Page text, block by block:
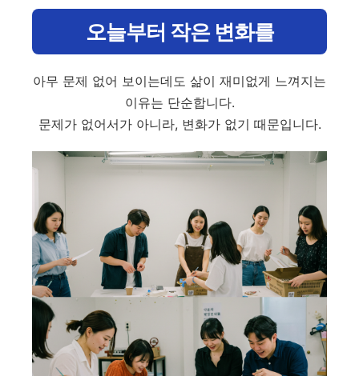
오늘부터 작은 변화를
아무 문제 없어 보이는데도 삶이 재미없게 느껴지는
이유는 단순합니다.
문제가 없어서가 아니라, 변화가 없기 때문입니다.